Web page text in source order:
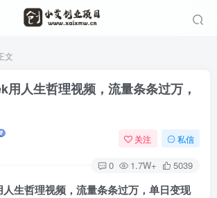
文
用人生哲理视频，流量条条过万，
关注 私信
0 1.7W+ 5039
人生哲理视频，流量条条过万，单日变现